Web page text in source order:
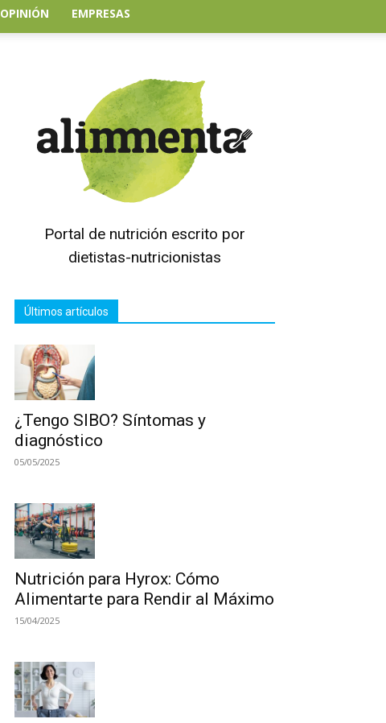
OPINIÓN EMPRESAS
Portal de nutrición escrito por
dietistas-nutricionistas
Últimos artículos
¿Tengo SIBO? Síntomas y
diagnóstico
05/05/2025
Nutrición para Hyrox: Cómo
Alimentarte para Rendir al Máximo
15/04/2025